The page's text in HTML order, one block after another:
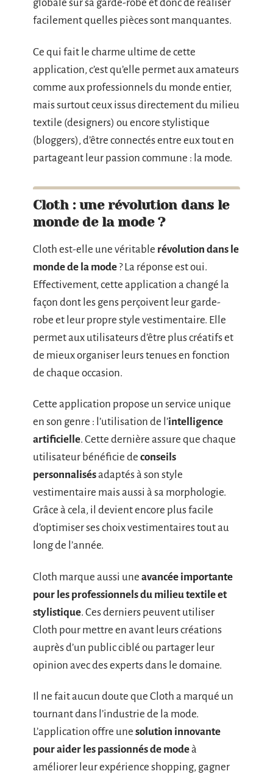
globale sur sa garde-robe et donc de réaliser
facilement quelles pièces sont manquantes.
Ce qui fait le charme ultime de cette
application, c’est qu’elle permet aux amateurs
comme aux professionnels du monde entier,
mais surtout ceux issus directement du milieu
textile (designers) ou encore stylistique
(bloggers), d’être connectés entre eux tout en
partageant leur passion commune : la mode.
Cloth : une révolution dans le
monde de la mode ?
Cloth est-elle une véritable révolution dans le
monde de la mode ? La réponse est oui.
Effectivement, cette application a changé la
façon dont les gens perçoivent leur garde-
robe et leur propre style vestimentaire. Elle
permet aux utilisateurs d’être plus créatifs et
de mieux organiser leurs tenues en fonction
de chaque occasion.
Cette application propose un service unique
en son genre : l’utilisation de l’intelligence
artificielle. Cette dernière assure que chaque
utilisateur bénéficie de conseils
personnalisésadaptés à son style
vestimentaire mais aussi à sa morphologie.
Grâce à cela, il devient encore plus facile
d’optimiser ses choix vestimentaires tout au
long de l’année.
Cloth marque aussi une avancée importante
pour les professionnels du milieu textile et
stylistique. Ces derniers peuvent utiliser
Cloth pour mettre en avant leurs créations
auprès d’un public ciblé ou partager leur
opinion avec des experts dans le domaine.
Il ne fait aucun doute que Cloth a marqué un
tournant dans l’industrie de la mode.
L’application offre une solution innovante
pour aider les passionnés de modeà
améliorer leur expérience shopping, gagner